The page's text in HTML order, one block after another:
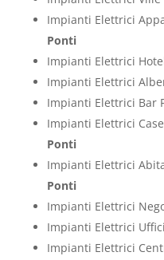
Impianti Elettrici
Ponti
Impianti Elettrici
Impianti Elettrici
Impianti Elettrici Bar
Impianti Elettrici
Ponti
Impianti Elettrici
Ponti
Impianti Elettrici
Impianti Elettrici
Impianti Elettrici